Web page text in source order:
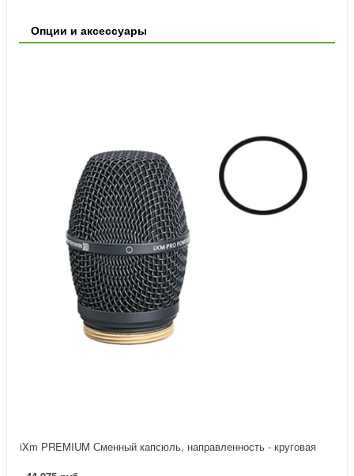
Опции и аксессуары
iXm PREMIUM Сменный капсюль, направленность - круговая